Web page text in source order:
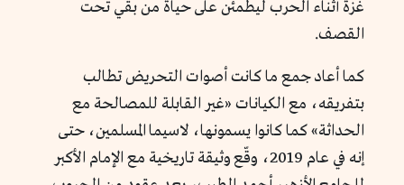
غزة أثناء الحرب ليطمئن على حياة من بقي تحت
القصف.
كما أعاد جمع ما كانت أصوات التحريض تطالب
بتفريقه، مع الكيانات «غير القابلة للمصالحة مع
الحداثة» كما كانوا يسمونها، لاسيما المسلمين، حتى
إنه في عام 2019، وقّع وثيقة تاريخية مع الإمام الأكبر